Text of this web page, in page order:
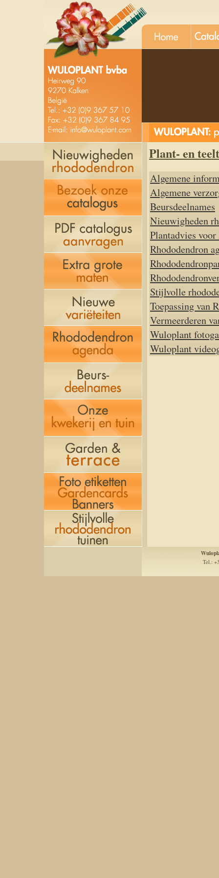
Plant- en
Algemene
Algemene
Beursdeelnames
Nieuwigheden
Plantadvies
Rhododendron
Stijlvolle
Toepassing van
Vermeerderen
Wuloplant
Wuloplant
Tel.: